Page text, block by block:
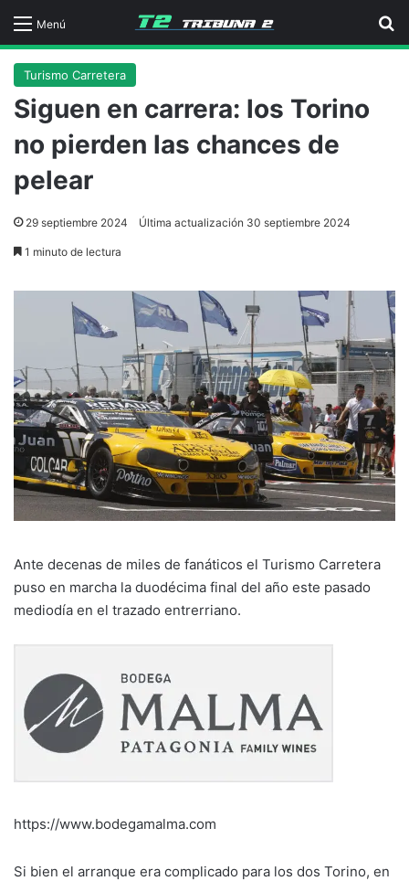
Menú
Turismo Carretera
Siguen en carrera: los Torino
no pierden las chances de
pelear
29 septiembre 2024 Última actualización 30 septiembre 2024
1 minuto de lectura
Ante decenas de miles de fanáticos el Turismo Carretera
puso en marcha la duodécima final del año este pasado
mediodía en el trazado entrerriano.
https://www.bodegamalma.com
Si bien el arranque era complicado para los dos Torino, en